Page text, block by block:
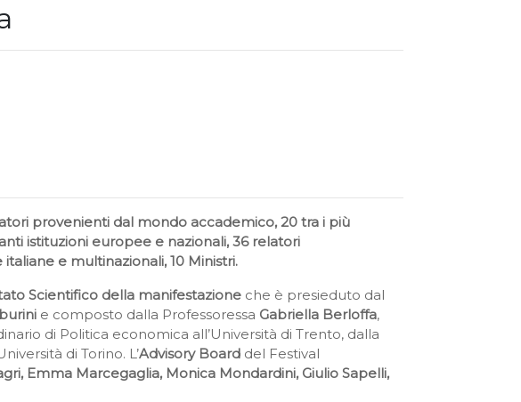
provenienti dal mondo accademico, 20 tra i più
istituzioni europee e nazionali, 36 relatori
e multinazionali, 10 Ministri.
Scientifico della manifestazione che è presieduto dal
e composto dalla Professoressa Gabriella Berloffa,
di Politica economica all’Università di Trento, dalla
di Torino. L’Advisory Board del Festival
Emma Marcegaglia, Monica Mondardini, Giulio Sapelli,